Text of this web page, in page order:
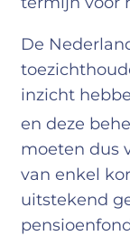
De
inzicht
en deze
moeten dus
van enkel
uitstekend